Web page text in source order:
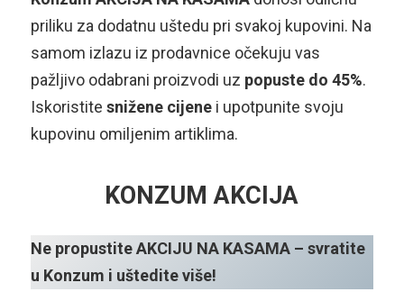
priliku za dodatnu uštedu pri svakoj kupovini. Na
samom izlazu iz prodavnice očekuju vas
pažljivo odabrani proizvodi uz popuste do 45%.
Iskoristite snižene cijenei upotpunite svoju
kupovinu omiljenim artiklima.
KONZUM AKCIJA
Ne propustite AKCIJU NA KASAMA – svratite
u Konzum i uštedite više!